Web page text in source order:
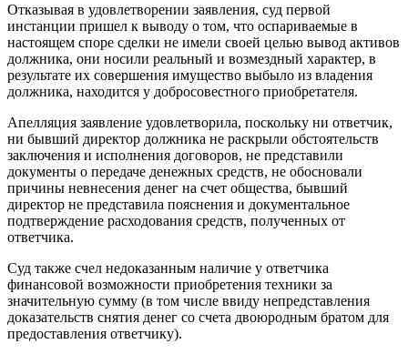
Отказывая в удовлетворении заявления, суд первой
инстанции пришел к выводу о том, что оспариваемые в
настоящем споре сделки не имели своей целью вывод активов
должника, они носили реальный и возмездный характер, в
результате их совершения имущество выбыло из владения
должника, находится у добросовестного приобретателя.
Апелляция заявление удовлетворила, поскольку ни ответчик,
ни бывший директор должника не раскрыли обстоятельств
заключения и исполнения договоров, не представили
документы о передаче денежных средств, не обосновали
причины невнесения денег на счет общества, бывший
директор не представила пояснения и документальное
подтверждение расходования средств, полученных от
ответчика.
Суд также счел недоказанным наличие у ответчика
финансовой возможности приобретения техники за
значительную сумму (в том числе ввиду непредставления
доказательств снятия денег со счета двоюродным братом для
предоставления ответчику).